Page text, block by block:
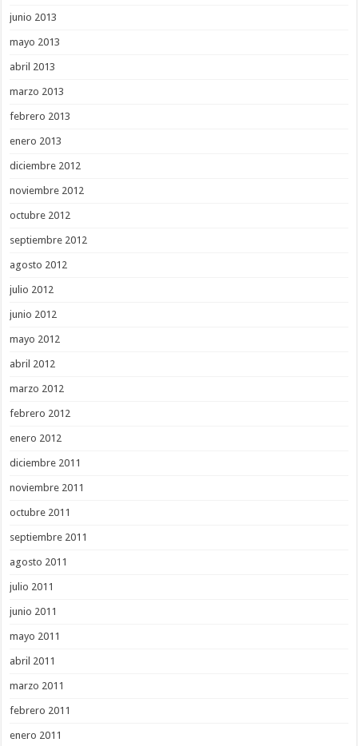
junio 2013
mayo 2013
abril 2013
marzo 2013
febrero 2013
enero 2013
diciembre 2012
noviembre 2012
octubre 2012
septiembre 2012
agosto 2012
julio 2012
junio 2012
mayo 2012
abril 2012
marzo 2012
febrero 2012
enero 2012
diciembre 2011
noviembre 2011
octubre 2011
septiembre 2011
agosto 2011
julio 2011
junio 2011
mayo 2011
abril 2011
marzo 2011
febrero 2011
enero 2011